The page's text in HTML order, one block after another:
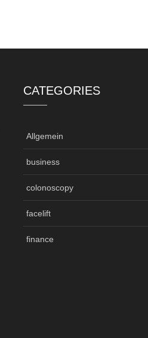
CATEGORIES
Allgemein
business
colonoscopy
facelift
finance